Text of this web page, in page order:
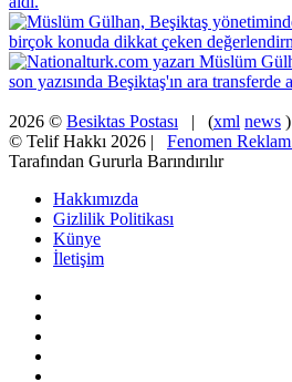
2026 © Besiktas Postası | (xml news )
© Telif Hakkı 2026 | Fenomen Reklam
Tarafından Gururla Barındırılır
Hakkımızda
Gizlilik Politikası
Künye
İletişim